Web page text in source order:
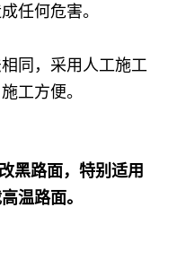
任何危害。
同，采用人工施工
工方便。
黑路面，特别适用
温路面。